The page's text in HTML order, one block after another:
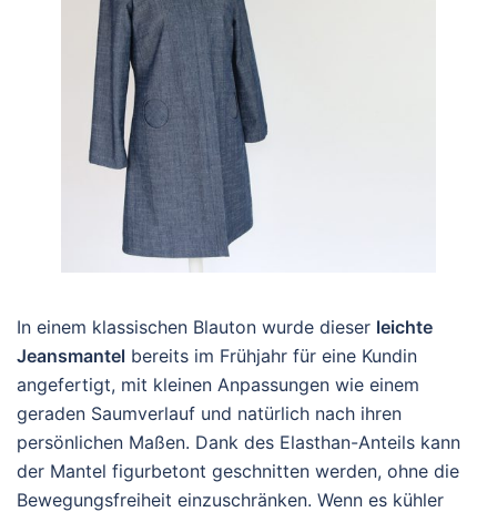
In einem klassischen Blauton wurde dieser leichte
Jeansmantel bereits im Frühjahr für eine Kundin
angefertigt, mit kleinen Anpassungen wie einem
geraden Saumverlauf und natürlich nach ihren
persönlichen Maßen. Dank des Elasthan-Anteils kann
der Mantel figurbetont geschnitten werden, ohne die
Bewegungsfreiheit einzuschränken. Wenn es kühler